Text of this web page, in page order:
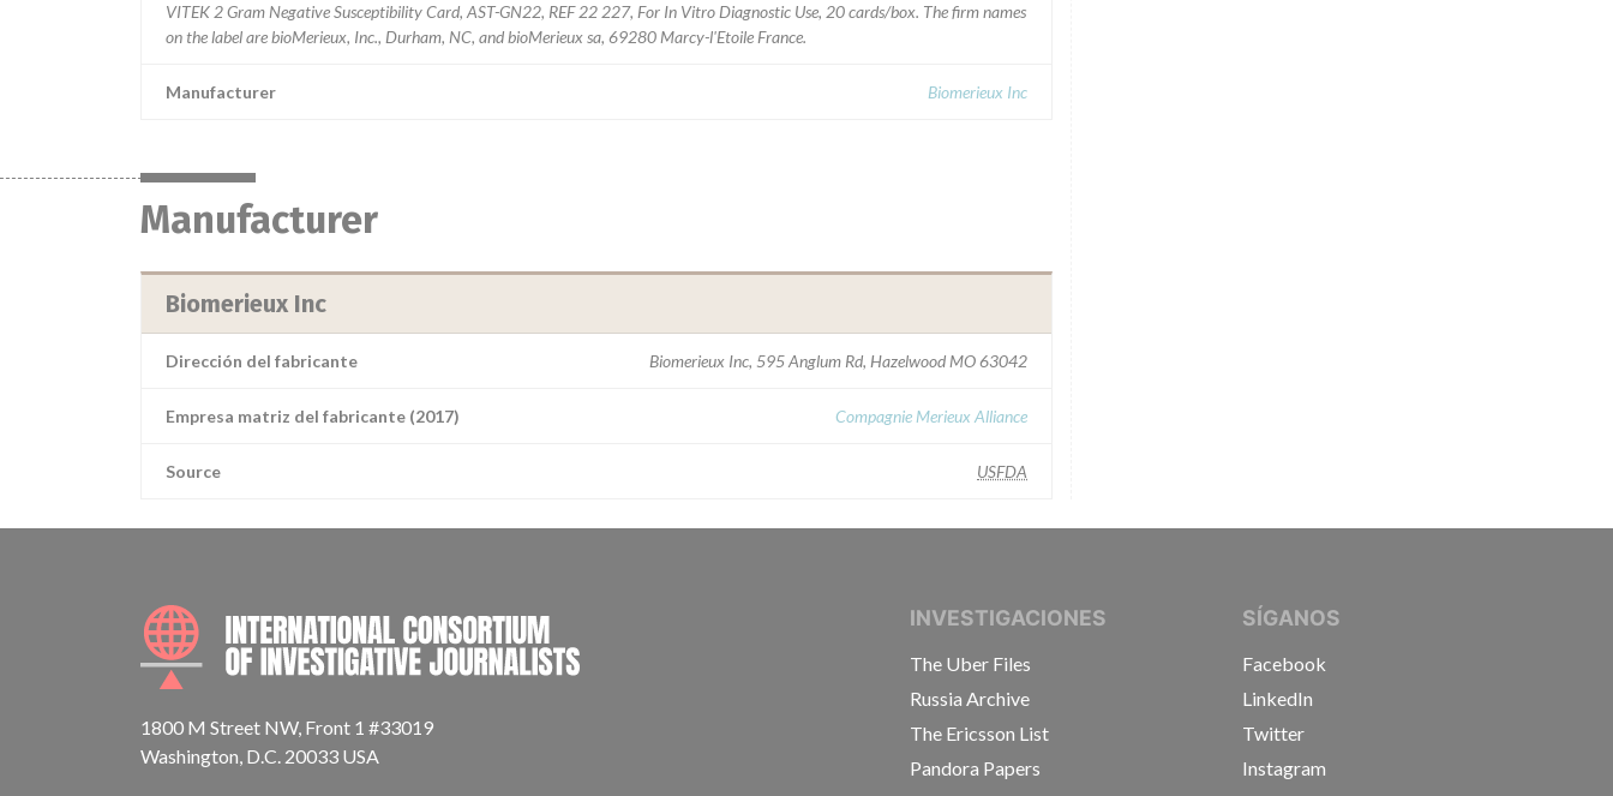
VITEK 2 Gram Negative Susceptibility Card, AST-GN22, REF 22 227, For In Vitro Diagnostic Use, 20 cards/box. The firm names
on the label are bioMerieux, Inc., Durham, NC, and bioMerieux sa, 69280 Marcy-l'Etoile France.
Manufacturer Biomerieux Inc
Manufacturer
Biomerieux Inc
Dirección del fabricante Biomerieux Inc, 595 Anglum Rd, Hazelwood MO 63042
Empresa matriz del fabricante (2017) Compagnie Merieux Alliance
Source USFDA
INTERNATIONAL CONSORTIUM OF INVESTIGATIVE JOURNALISTS
1800 M Street NW, Front 1 #33019
Washington, D.C. 20033 USA
INVESTIGACIONES
The Uber Files
Russia Archive
The Ericsson List
Pandora Papers
SÍGANOS
Facebook
LinkedIn
Twitter
Instagram